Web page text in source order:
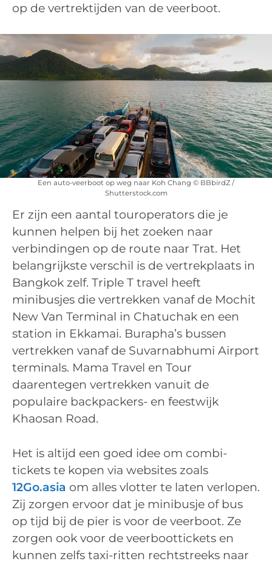
op de vertrektijden van de veerboot.
Een auto-veerboot op weg naar Koh Chang © BBbirdZ /
Shutterstock.com
Er zijn een aantal touroperators die je
kunnen helpen bij het zoeken naar
verbindingen op de route naar Trat. Het
belangrijkste verschil is de vertrekplaats in
Bangkok zelf. Triple T travel heeft
minibusjes die vertrekken vanaf de Mochit
New Van Terminal in Chatuchak en een
station in Ekkamai. Burapha’s bussen
vertrekken vanaf de Suvarnabhumi Airport
terminals. Mama Travel en Tour
daarentegen vertrekken vanuit de
populaire backpackers- en feestwijk
Khaosan Road.
Het is altijd een goed idee om combi-
tickets te kopen via websites zoals
12Go.asia om alles vlotter te laten verlopen.
Zij zorgen ervoor dat je minibusje of bus
op tijd bij de pier is voor de veerboot. Ze
zorgen ook voor de veerboottickets en
kunnen zelfs taxi-ritten rechtstreeks naar